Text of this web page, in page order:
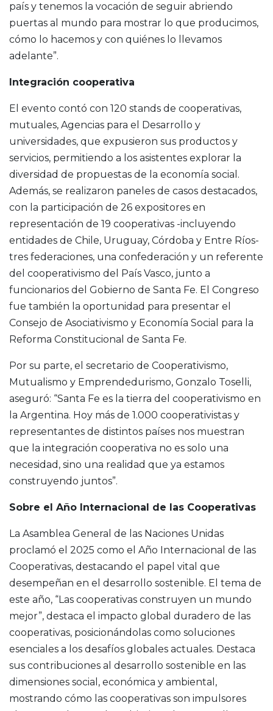
país y tenemos la vocación de seguir abriendo
puertas al mundo para mostrar lo que producimos,
cómo lo hacemos y con quiénes lo llevamos
adelante”.
Integración cooperativa
El evento contó con 120 stands de cooperativas,
mutuales, Agencias para el Desarrollo y
universidades, que expusieron sus productos y
servicios, permitiendo a los asistentes explorar la
diversidad de propuestas de la economía social.
Además, se realizaron paneles de casos destacados,
con la participación de 26 expositores en
representación de 19 cooperativas -incluyendo
entidades de Chile, Uruguay, Córdoba y Entre Ríos-
tres federaciones, una confederación y un referente
del cooperativismo del País Vasco, junto a
funcionarios del Gobierno de Santa Fe. El Congreso
fue también la oportunidad para presentar el
Consejo de Asociativismo y Economía Social para la
Reforma Constitucional de Santa Fe.
Por su parte, el secretario de Cooperativismo,
Mutualismo y Emprendedurismo, Gonzalo Toselli,
aseguró: “Santa Fe es la tierra del cooperativismo en
la Argentina. Hoy más de 1.000 cooperativistas y
representantes de distintos países nos muestran
que la integración cooperativa no es solo una
necesidad, sino una realidad que ya estamos
construyendo juntos”.
Sobre el Año Internacional de las Cooperativas
La Asamblea General de las Naciones Unidas
proclamó el 2025 como el Año Internacional de las
Cooperativas, destacando el papel vital que
desempeñan en el desarrollo sostenible. El tema de
este año, “Las cooperativas construyen un mundo
mejor”, destaca el impacto global duradero de las
cooperativas, posicionándolas como soluciones
esenciales a los desafíos globales actuales. Destaca
sus contribuciones al desarrollo sostenible en las
dimensiones social, económica y ambiental,
mostrando cómo las cooperativas son impulsores